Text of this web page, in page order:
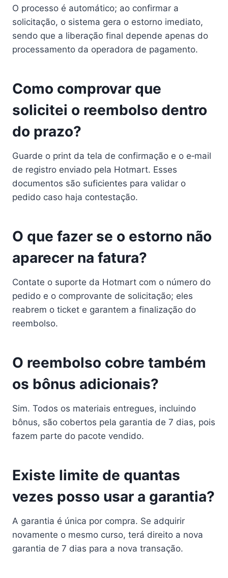
O processo é automático; ao confirmar a
solicitação, o sistema gera o estorno imediato,
sendo que a liberação final depende apenas do
processamento da operadora de pagamento.
Como comprovar que
solicitei o reembolso dentro
do prazo?
Guarde o print da tela de confirmação e o e‑mail
de registro enviado pela Hotmart. Esses
documentos são suficientes para validar o
pedido caso haja contestação.
O que fazer se o estorno não
aparecer na fatura?
Contate o suporte da Hotmart com o número do
pedido e o comprovante de solicitação; eles
reabrem o ticket e garantem a finalização do
reembolso.
O reembolso cobre também
os bônus adicionais?
Sim. Todos os materiais entregues, incluindo
bônus, são cobertos pela garantia de 7 dias, pois
fazem parte do pacote vendido.
Existe limite de quantas
vezes posso usar a garantia?
A garantia é única por compra. Se adquirir
novamente o mesmo curso, terá direito a nova
garantia de 7 dias para a nova transação.